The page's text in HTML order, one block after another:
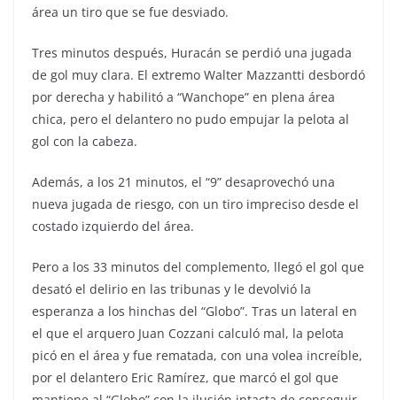
área un tiro que se fue desviado.
Tres minutos después, Huracán se perdió una jugada
de gol muy clara. El extremo Walter Mazzantti desbordó
por derecha y habilitó a “Wanchope” en plena área
chica, pero el delantero no pudo empujar la pelota al
gol con la cabeza.
Además, a los 21 minutos, el “9” desaprovechó una
nueva jugada de riesgo, con un tiro impreciso desde el
costado izquierdo del área.
Pero a los 33 minutos del complemento, llegó el gol que
desató el delirio en las tribunas y le devolvió la
esperanza a los hinchas del “Globo”. Tras un lateral en
el que el arquero Juan Cozzani calculó mal, la pelota
picó en el área y fue rematada, con una volea increíble,
por el delantero Eric Ramírez, que marcó el gol que